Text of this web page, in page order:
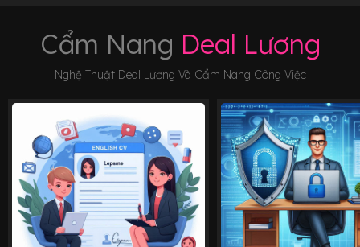
Cẩm Nang Deal Lương
Nghệ Thuật Deal Lương Và Cẩm Nang Công Việc